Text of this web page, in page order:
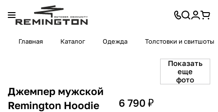
Главная Каталог Одежда Толстовки и свитшоты
Показать
еще
фото
Джемпер мужской
Remington Hoodie
6 790 ₽